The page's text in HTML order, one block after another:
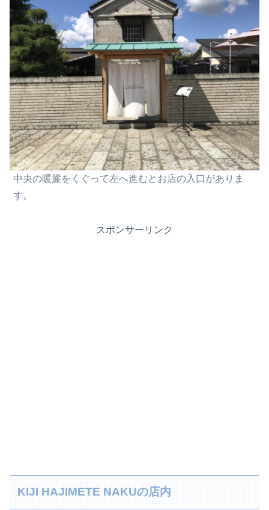
中央の暖簾をくぐって左へ進むとお店の入口がありま
す。
スポンサーリンク
KIJI HAJIMETE NAKUの店内